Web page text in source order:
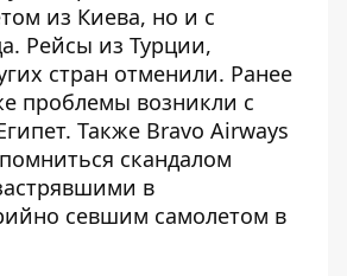
из Киева, но и с
Рейсы из Турции,
стран отменили. Ранее
проблемы возникли с
Также Bravo Airways
скандалом
в
севшим самолетом в